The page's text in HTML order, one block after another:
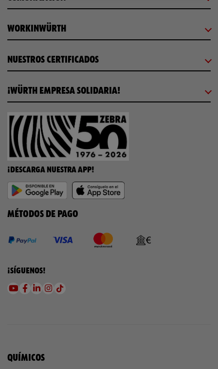
WORKINWÜRTH
NUESTROS CERTIFICADOS
¡WÜRTH EMPRESA SOLIDARIA!
¡DESCARGA NUESTRA APP!
MÉTODOS DE PAGO
¡SÍGUENOS!
QUÍMICOS